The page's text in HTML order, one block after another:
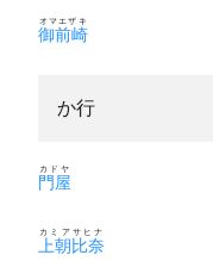
御前崎
オマエザキ
か行
門屋
カドヤ
上朝比奈
カミアサヒナ